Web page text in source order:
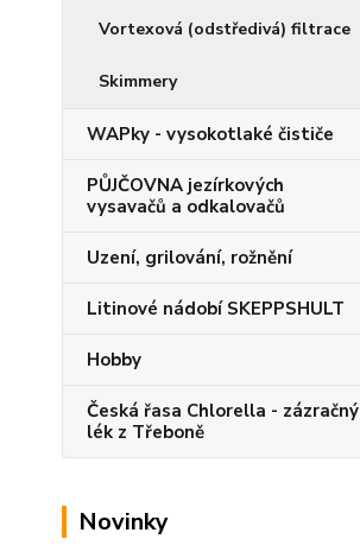
Vortexová (odstředivá) filtrace
Skimmery
WAPky - vysokotlaké čističe
PŮJČOVNA jezírkových
vysavačů a odkalovačů
Uzení, grilování, rožnění
Litinové nádobí SKEPPSHULT
Hobby
Česká řasa Chlorella - zázračný
lék z Třeboně
Novinky